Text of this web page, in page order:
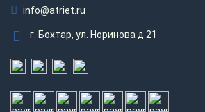
info@atriet.ru
г. Бохтар, ул. Норинова д 21